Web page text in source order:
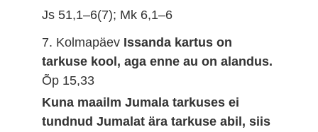
Js 51,1–6(7); Mk 6,1–6
7. Kolmapäev Issanda kartus on
tarkuse kool, aga enne au on alandus.
Õp 15,33
Kuna maailm Jumala tarkuses ei
tundnud Jumalat ära tarkuse abil, siis